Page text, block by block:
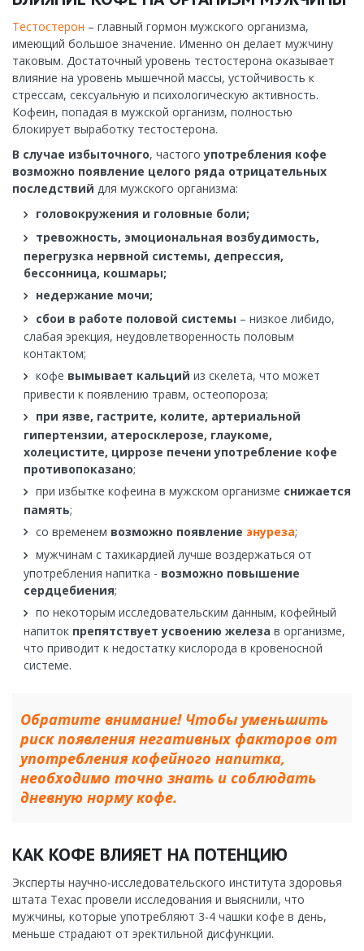
Тестостерон – главный гормон мужского организма,
имеющий большое значение. Именно он делает мужчину
таковым. Достаточный уровень тестостерона оказывает
влияние на уровень мышечной массы, устойчивость к
стрессам, сексуальную и психологическую активность.
Кофеин, попадая в мужской организм, полностью
блокирует выработку тестостерона.
В случае избыточного, частогоупотребления кофе
возможно появление целого ряда отрицательных
последствий для мужского организма:
головокружения и головные боли;
тревожность, эмоциональная возбудимость,
перегрузка нервной системы, депрессия,
бессонница, кошмары;
недержание мочи;
сбои в работе половой системы – низкое либидо,
слабая эрекция, неудовлетворенность половым
контактом;
кофе вымывает кальций из скелета, что может
привести к появлению травм, остеопороза;
при язве, гастрите, колите, артериальной
гипертензии, атеросклерозе, глаукоме,
холецистите, циррозе печени употребление кофе
противопоказано;
при избытке кофеина в мужском организме снижается
память;
со временем возможно появление энуреза;
мужчинам с тахикардией лучше воздержаться от
употребления напитка - возможно повышение
сердцебиения;
по некоторым исследовательским данным, кофейный
напиток препятствует усвоению железа в организме,
что приводит к недостатку кислорода в кровеносной
системе.
Обратите внимание! Чтобы уменьшить
риск появления негативных факторов от
употребления кофейного напитка,
необходимо точно знать и соблюдать
дневную норму кофе.
КАК КОФЕ ВЛИЯЕТ НА ПОТЕНЦИЮ
Эксперты научно-исследовательского института здоровья
штата Техас провели исследования и выяснили, что
мужчины, которые употребляют 3-4 чашки кофе в день,
меньше страдают от эректильной дисфункции.